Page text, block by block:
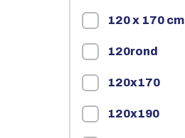
120 x 170 cm
120rond
120x170
120x190